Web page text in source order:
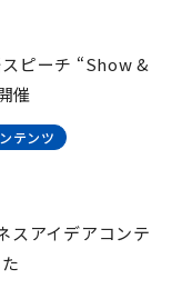
いて
ピーチ “Show &
催
テンツ
アイデアコンテ